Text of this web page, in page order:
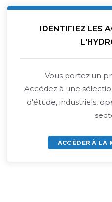
IDENTIFIEZ LES
Vous portez un
Accédez à une
d'étude, industriels,
ACCÈDER À LA